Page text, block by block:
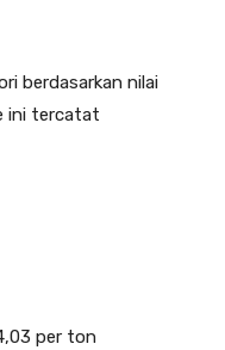
berdasarkan nilai
ini tercatat
per ton